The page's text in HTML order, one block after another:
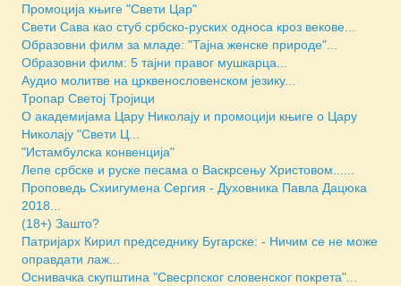
Промоција књиге "Свети Цар"
Свети Сава као стуб србско-руских односа кроз векове...
Образовни филм за младе: "Тајна женске природе"...
Образовни филм: 5 тајни правог мушкарца...
Аудио молитве на црквенословенском језику...
Тропар Светој Тројици
О академијама Цару Николају и промоцији књиге о Цару
Николају "Свети Ц...
"Истамбулска конвенција"
Лепе србске и руске песама о Васкрсењу Христовом......
Проповедь Схиигумена Сергия - Духовника Павла Дацюка
2018...
(18+) Зашто?
Патријарх Кирил председнику Бугарске: - Ничим се не може
оправдати лаж...
Оснивачка скупштина "Свесрпског словенског покрета"...